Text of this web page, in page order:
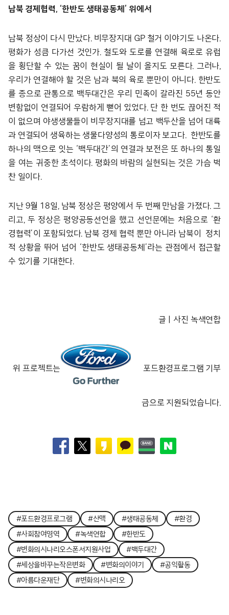
남북 경제협력, ‘한반도 생태공동체’ 위에서
남북 정상이 다시 만났다. 비무장지대 GP 철거 이야기도 나온다.
평화가 성큼 다가선 것인가. 철도와 도로를 연결해 육로로 유럽
을 횡단할 수 있는 꿈이 현실이 될 날이 올지도 모른다. 그러나,
우리가 연결해야 할 것은 남과 북의 육로 뿐만이 아니다. 한반도
를 종으로 관통으로 백두대간은 우리 민족이 갈라진 55년 동안
변함없이 연결되어 우람하게 뻗어 있었다. 단 한 번도 끊어진 적
이 없으며 야생생물들이 비무장지대를 넘고 백두산을 넘어 대륙
과 연결되어 생육하는 생물다양성의 통로이자 보고다. 한반도를
하나의 맥으로 잇는 ‘백두대간’의 연결과 보전은 또 하나의 통일
을 여는 귀중한 초석이다. 평화의 바람의 실현되는 것은 가슴 벅
찬 일이다.
지난 9월 18일, 남북 정상은 평양에서 두 번째 만남을 가졌다. 그
리고, 두 정상은 평양공동선언을 했고 선언문에는 처음으로 ‘환
경협력’이 포함되었다. 남북 경제 협력 뿐만 아니라 남북이 정치
적 상황을 뛰어 넘어 ‘한반도 생태공동체’라는 관점에서 접근할
수 있기를 기대한다.
글ㅣ사진 녹색연합
위 프로젝트는 포드환경프로그램 기부
금으로 지원되었습니다.
#포드환경프로그램 #산맥 #생태공동체
#환경
#사회참여영역
#녹색연합
#한반도
#변화의시나리오스폰서지원사업
#백두대간
#세상을바꾸는작은변화
#변화의이야기
#공익활동
#아름다운재단
#변화의시나리오